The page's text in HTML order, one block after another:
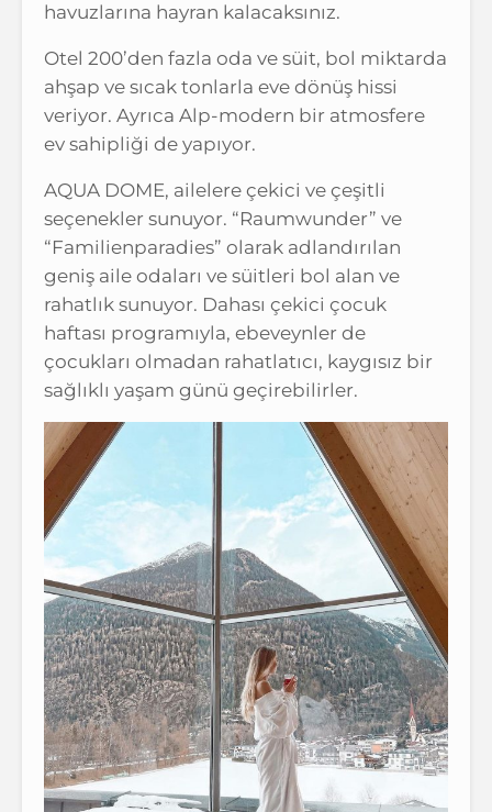
havuzlarına hayran kalacaksınız.
Otel 200’den fazla oda ve süit, bol miktarda
ahşap ve sıcak tonlarla eve dönüş hissi
veriyor. Ayrıca Alp-modern bir atmosfere
ev sahipliği de yapıyor.
AQUA DOME, ailelere çekici ve çeşitli
seçenekler sunuyor. “Raumwunder” ve
“Familienparadies” olarak adlandırılan
geniş aile odaları ve süitleri bol alan ve
rahatlık sunuyor. Dahası çekici çocuk
haftası programıyla, ebeveynler de
çocukları olmadan rahatlatıcı, kaygısız bir
sağlıklı yaşam günü geçirebilirler.